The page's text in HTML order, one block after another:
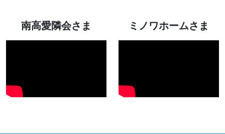
南高愛隣会さま ミノワホームさま